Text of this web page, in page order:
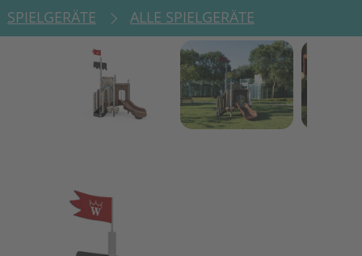
SPIELGERÄTE ALLE SPIELGERÄTE